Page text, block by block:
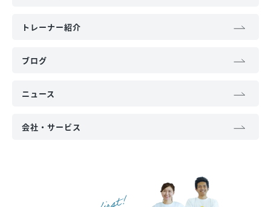
トレーナー紹介
ブログ
ニュース
会社・サービス